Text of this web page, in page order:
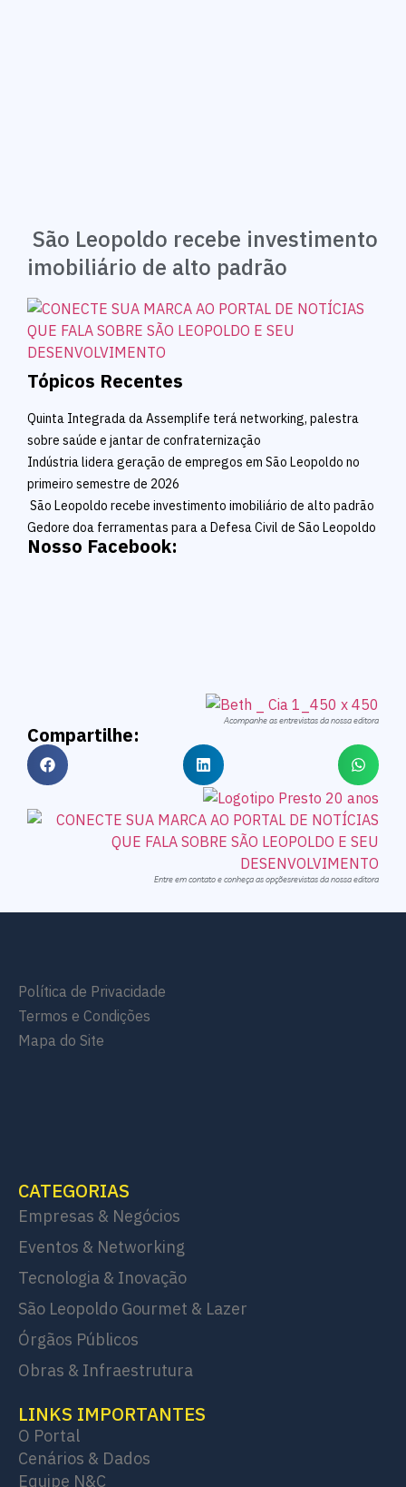
São Leopoldo recebe investimento
imobiliário de alto padrão
Tópicos Recentes
Quinta Integrada da Assemplife terá networking, palestra
sobre saúde e jantar de confraternização
Indústria lidera geração de empregos em São Leopoldo no
primeiro semestre de 2026
São Leopoldo recebe investimento imobiliário de alto padrão
Gedore doa ferramentas para a Defesa Civil de São Leopoldo
Nosso Facebook:
Acompanhe as entrevistas da nossa editora
Compartilhe:
Entre em contato e conheça as opçõesrevistas da nossa editora
Política de Privacidade
Termos e Condições
Mapa do Site
CATEGORIAS
Empresas & Negócios
Eventos & Networking
Tecnologia & Inovação
São Leopoldo Gourmet & Lazer
Órgãos Públicos
Obras & Infraestrutura
LINKS IMPORTANTES
O Portal
Cenários & Dados
Equipe N&C